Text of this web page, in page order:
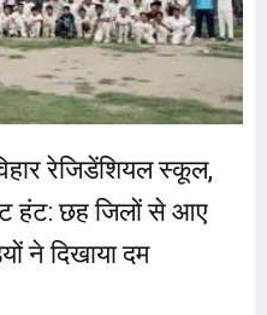
विहार रेजिडेंशियल स्कूल,
हंट: छह जिलों से आए
ने दिखाया दम